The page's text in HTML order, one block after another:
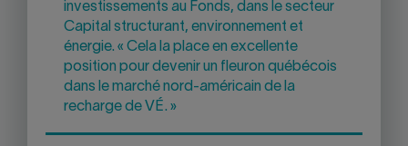
investissements au Fonds, dans le secteur
Capital structurant, environnement et
énergie. « Cela la place en excellente
position pour devenir un fleuron québécois
dans le marché nord-américain de la
recharge de VÉ. »